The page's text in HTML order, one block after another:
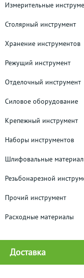
Измерительные
Столярный инструмент
Хранение инструментов
Режущий инструмент
Отделочный инструмент
Силовое оборудование
Крепежный инструмент
Наборы инструментов
Шлифовальные
Резьбонарезной
Прочий инструмент
Расходные материалы
Доставка